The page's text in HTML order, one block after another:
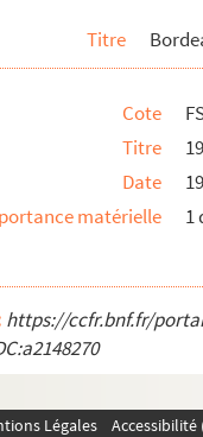
Ronde Nivernaise
Six jours de Grenoble
Paris
de France des retraités
Titre
Cote
Titre
Date
matérielle
1
https://ccfr.bnf.fr/
Légales